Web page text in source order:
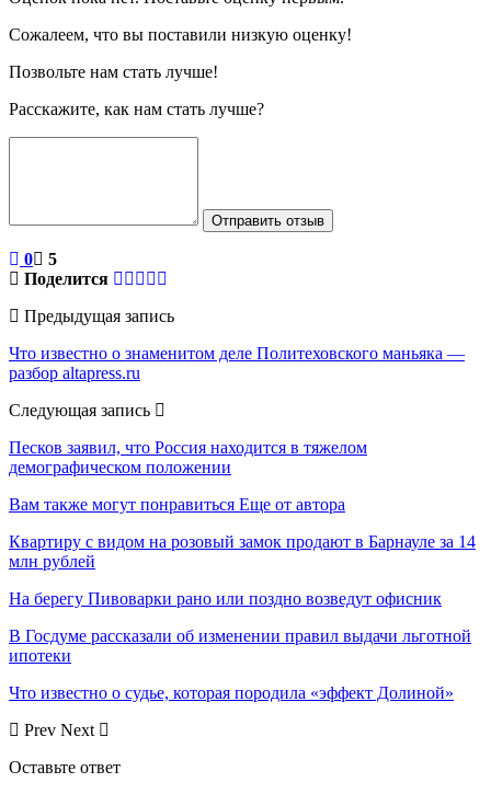
Сожалеем, что вы поставили низкую оценку!
Позвольте нам стать лучше!
Расскажите, как нам стать лучше?
Отправить отзыв
0
5
Поделится
Предыдущая запись
Что известно о знаменитом деле Политеховского маньяка —
разбор altapress.ru
Следующая запись
Песков заявил, что Россия находится в тяжелом
демографическом положении
Вам также могут понравиться Еще от автора
Квартиру с видом на розовый замок продают в Барнауле за 14
млн рублей
На берегу Пивоварки рано или поздно возведут офисник
В Госдуме рассказали об изменении правил выдачи льготной
ипотеки
Что известно о судье, которая породила «эффект Долиной»
Prev Next
Оставьте ответ